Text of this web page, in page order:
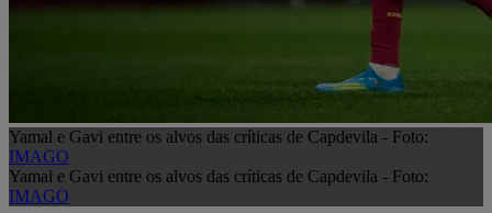
Yamal e Gavi entre os alvos das críticas de Capdevila - Foto:
IMAGO
Yamal e Gavi entre os alvos das críticas de Capdevila - Foto:
IMAGO